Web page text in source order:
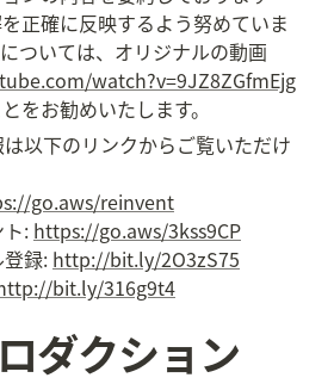
正確に反映するよう努めていま
ついては、オリジナルの動画
watch?v=9JZ8ZGfmEjg
をお勧めいたします。
以下のリンクからご覧いただけ
go.aws/reinvent
: https://go.aws/3kss9CP
録: http://bit.ly/2O3zS75
bit.ly/316g9t4
ダクション